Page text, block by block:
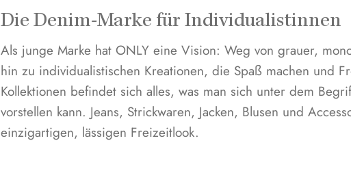
Die Denim-Marke für Individualistinnen
Als junge Marke hat ONLY eine Vision: Weg von grauer,
hin zu individualistischen Kreationen, die Spaß machen und
Kollektionen befindet sich alles, was man sich unter dem
vorstellen kann. Jeans, Strickwaren, Jacken, Blusen und
einzigartigen, lässigen Freizeitlook.